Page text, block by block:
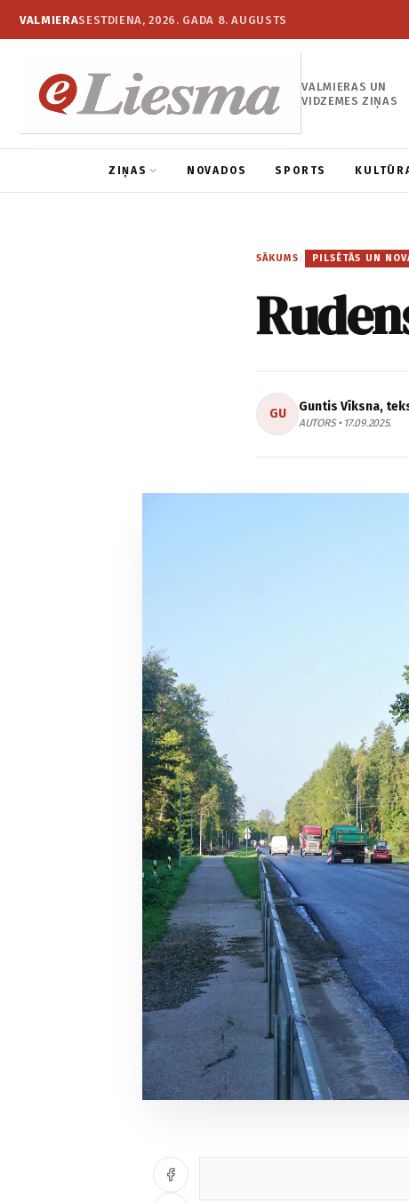
VALMIERASESTDIENA, 2026. GADA 8. AUGUSTS
VALMIERAS UN
VIDZEMES ZIŅAS
ZIŅAS NOVADOS SPORTS
SĀKUMS / PILSĒTĀS UN
GU Guntis Vīksna,
AUTORS • 17.09.2025.